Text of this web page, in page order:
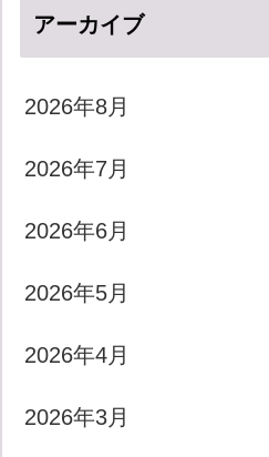
アーカイブ
2026年8月
2026年7月
2026年6月
2026年5月
2026年4月
2026年3月